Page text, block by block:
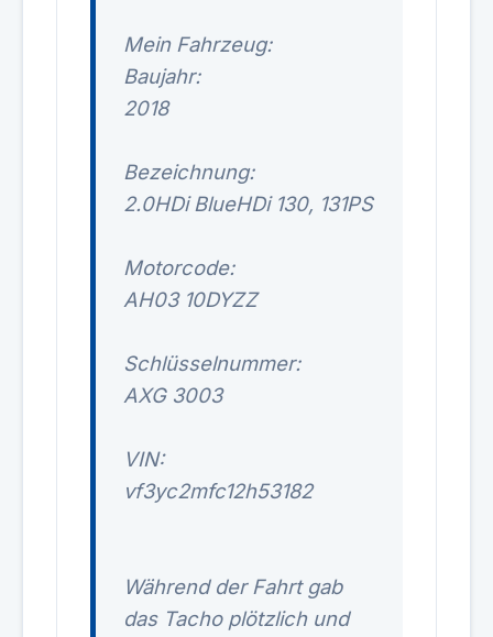
Mein Fahrzeug:
Baujahr:
2018
Bezeichnung:
2.0HDi BlueHDi 130, 131PS
Motorcode:
AH03 10DYZZ
Schlüsselnummer:
AXG 3003
VIN:
vf3yc2mfc12h53182
Während der Fahrt gab
das Tacho plötzlich und